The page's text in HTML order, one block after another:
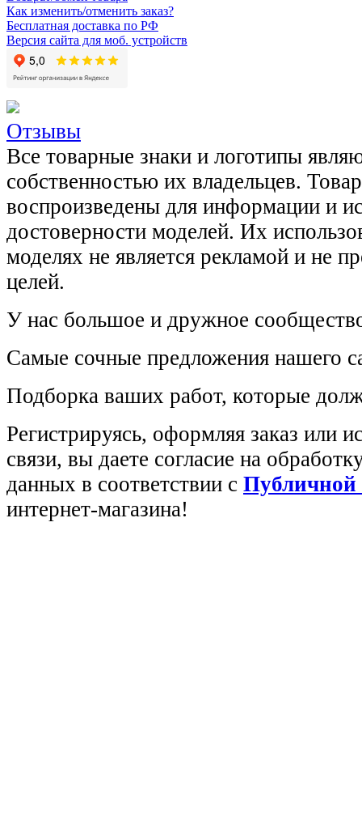
Как изменить/отменить заказ?
Бесплатная доставка по РФ
Версия сайта для моб. устройств
Отзывы
Все товарные знаки и логотипы
собственностью их владельцев.
воспроизведены для информации и
достоверности моделей. Их
моделях не является рекламой и не
целей.
У нас большое и дружное
Самые сочные предложения нашего
Подборка ваших работ, которые
Регистрируясь, оформляя заказ или
связи, вы даете согласие на
данных в соответствии с Публичной
интернет-магазина!